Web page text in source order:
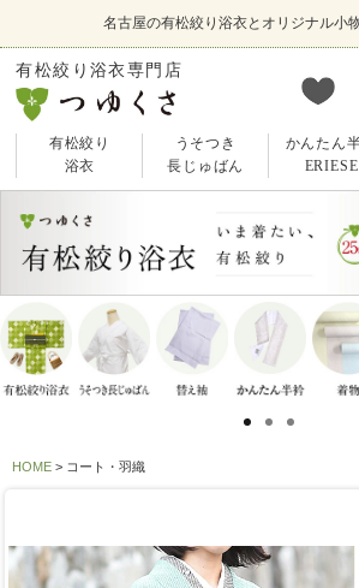
名古屋の有松絞り浴衣とオリジナル小
有松絞り浴衣専門店
有松絞り
浴衣
うそつき
長じゅばん
かんたん
ERIESE
HOME コート・羽織